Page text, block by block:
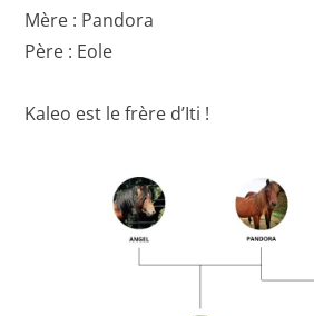
Mère : Pandora
Père : Eole
Kaleo est le frère d’Iti !